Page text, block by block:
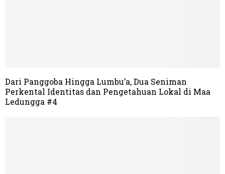
Dari Panggoba Hingga Lumbu’a, Dua Seniman
Perkental Identitas dan Pengetahuan Lokal di Maa
Ledungga #4